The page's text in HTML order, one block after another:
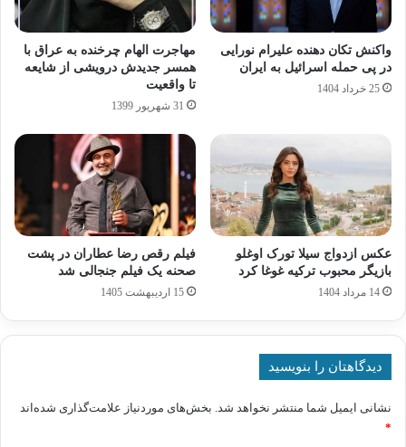
واکنش تکان دهنده علیرام نورایی
در پی حمله اسرائیل به ایران
25 خرداد 1404
مهاجرت الهام چرخنده به عراق با
همسر جدیدش درویشی از شایعه
تا واقعیت
31 شهریور 1399
عکس ازدواج سیلا تورک اوغلو
بازیگر محبوب ترکیه غوغا کرد
14 مرداد 1404
فیلم رقص رضا عطاران در پشت‌
صحنه یک فیلم جنجالی شد
15 اردیبهشت 1405
دیدگاهتان را بنویسید
نشانی ایمیل شما منتشر نخواهد شد. بخش‌های موردنیاز علامت‌گذاری شده‌اند
*